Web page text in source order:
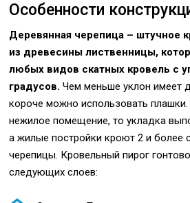
Особенности
Деревянная черепица – штучное
из древесины лиственницы,
любых видов скатных кровель с
градусов. Чем меньше уклон имеет
короче можно использовать плашки.
нежилое помещение, то укладка
а жилые постройки кроют 2 и более
черепицы. Кровельный пирог
следующих слоев: